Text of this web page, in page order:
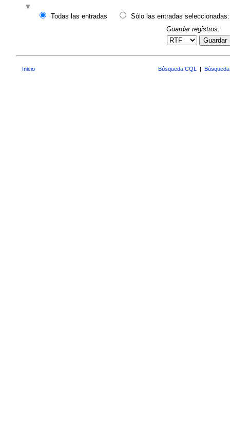
Todas las entradas
Sólo las entradas seleccionadas:
Guardar registros:
Guardar
Inicio Búsqueda CQL